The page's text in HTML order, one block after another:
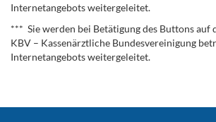
Internetangebots weitergeleitet.
*** Sie werden bei Betätigung des Buttons auf
KBV – Kassenärztliche Bundesvereinigung
Internetangebots weitergeleitet.